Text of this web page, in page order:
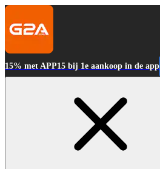
15% met APP15 bij 1e aankoop in de app